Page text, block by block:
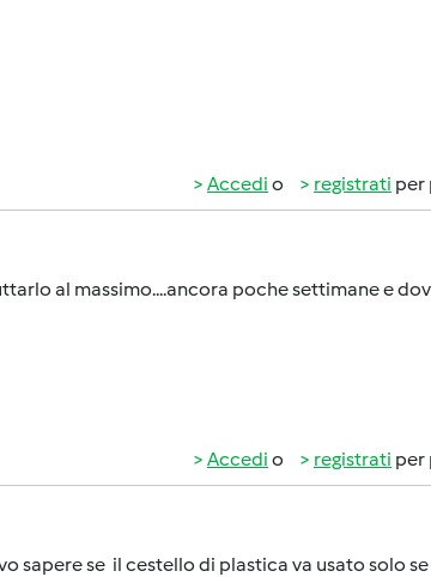
Accedi o registrati per
al massimo....ancora poche settimane e
Accedi o registrati per
sapere se il cestello di plastica va usato solo